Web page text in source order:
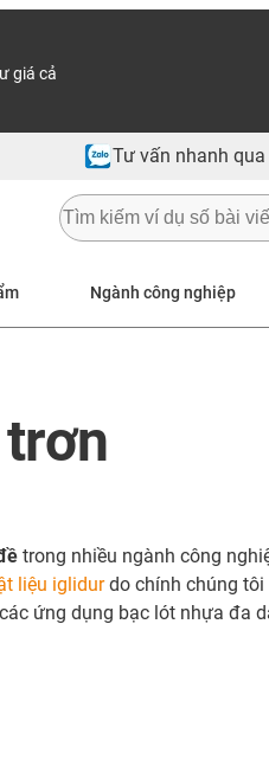
giá cả
Tư vấn nhanh
Ngành công nghiệp
trong nhiều ngành công
liệu iglidurdo chính chúng tôi
ứng dụng bạc lót nhựa đa